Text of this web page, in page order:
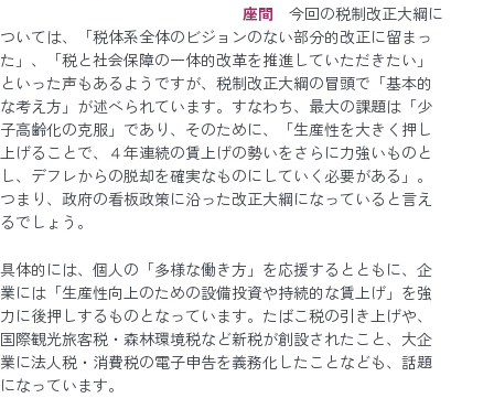
座間 今回の税制改正大綱に
ついては、「税体系全体のビジョンのない部分的改正に留まっ
た」、「税と社会保障の一体的改革を推進していただきたい」
といった声もあるようですが、税制改正大綱の冒頭で「基本的
な考え方」が述べられています。すなわち、最大の課題は「少
子高齢化の克服」であり、そのために、「生産性を大きく押し
上げることで、４年連続の賃上げの勢いをさらに力強いものと
し、デフレからの脱却を確実なものにしていく必要がある」。
つまり、政府の看板政策に沿った改正大綱になっていると言え
るでしょう。
具体的には、個人の「多様な働き方」を応援するとともに、企
業には「生産性向上のための設備投資や持続的な賃上げ」を強
力に後押しするものとなっています。たばこ税の引き上げや、
国際観光旅客税・森林環境税など新税が創設されたこと、大企
業に法人税・消費税の電子申告を義務化したことなども、話題
になっています。